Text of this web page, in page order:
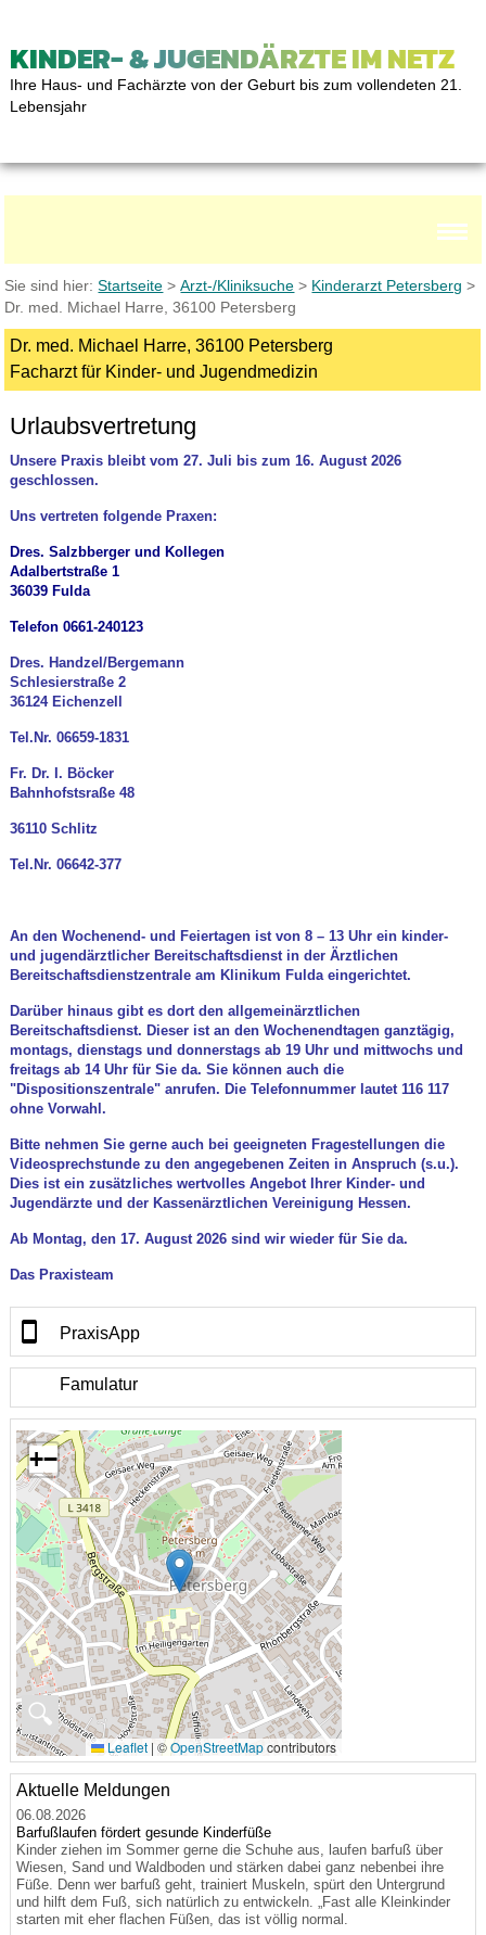
KINDER- & JUGENDÄRZTE IM NETZ
Ihre Haus- und Fachärzte von der Geburt bis zum vollendeten 21.
Lebensjahr
Sie sind hier:Startseite >Arzt-/Kliniksuche > Kinderarzt Petersberg >
Dr. med. Michael Harre, 36100 Petersberg
Dr. med. Michael Harre, 36100 Petersberg
Facharzt für Kinder- und Jugendmedizin
Urlaubsvertretung
Unsere Praxis bleibt vom 27. Juli bis zum 16. August 2026
geschlossen.
Uns vertreten folgende Praxen:
Dres. Salzbberger und Kollegen
Adalbertstraße 1
36039 Fulda
Telefon 0661-240123
Dres. Handzel/Bergemann
Schlesierstraße 2
36124 Eichenzell
Tel.Nr. 06659-1831
Fr. Dr. I. Böcker
Bahnhofstsraße 48
36110 Schlitz
Tel.Nr. 06642-377
An den Wochenend- und Feiertagen ist von 8 – 13 Uhr ein kinder-
und jugendärztlicher Bereitschaftsdienst in der Ärztlichen
Bereitschaftsdienstzentrale am Klinikum Fulda eingerichtet.
Darüber hinaus gibt es dort den allgemeinärztlichen
Bereitschaftsdienst. Dieser ist an den Wochenendtagen ganztägig,
montags, dienstags und donnerstags ab 19 Uhr und mittwochs und
freitags ab 14 Uhr für Sie da. Sie können auch die
"Dispositionszentrale" anrufen. Die Telefonnummer lautet 116 117
ohne Vorwahl.
Bitte nehmen Sie gerne auch bei geeigneten Fragestellungen die
Videosprechstunde zu den angegebenen Zeiten in Anspruch (s.u.).
Dies ist ein zusätzliches wertvolles Angebot Ihrer Kinder- und
Jugendärzte und der Kassenärztlichen Vereinigung Hessen.
Ab Montag, den 17. August 2026 sind wir wieder für Sie da.
Das Praxisteam
PraxisApp
Famulatur
🔍
+−
Leaflet | ©OpenStreetMapcontributors
Aktuelle Meldungen
06.08.2026
Barfußlaufen fördert gesunde Kinderfüße
Kinder ziehen im Sommer gerne die Schuhe aus, laufen barfuß über
Wiesen, Sand und Waldboden und stärken dabei ganz nebenbei ihre
Füße. Denn wer barfuß geht, trainiert Muskeln, spürt den Untergrund
und hilft dem Fuß, sich natürlich zu entwickeln. „Fast alle Kleinkinder
starten mit eher flachen Füßen, das ist völlig normal.